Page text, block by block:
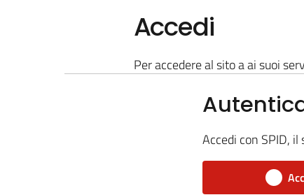
Accedi
Per accedere al sito a ai suoi
Accedi con SPID,